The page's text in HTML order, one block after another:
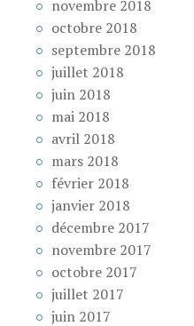
novembre 2018
octobre 2018
septembre 2018
juillet 2018
juin 2018
mai 2018
avril 2018
mars 2018
février 2018
janvier 2018
décembre 2017
novembre 2017
octobre 2017
juillet 2017
juin 2017